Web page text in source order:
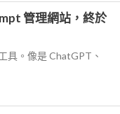
管理網站，終於
具。像是 ChatGPT、